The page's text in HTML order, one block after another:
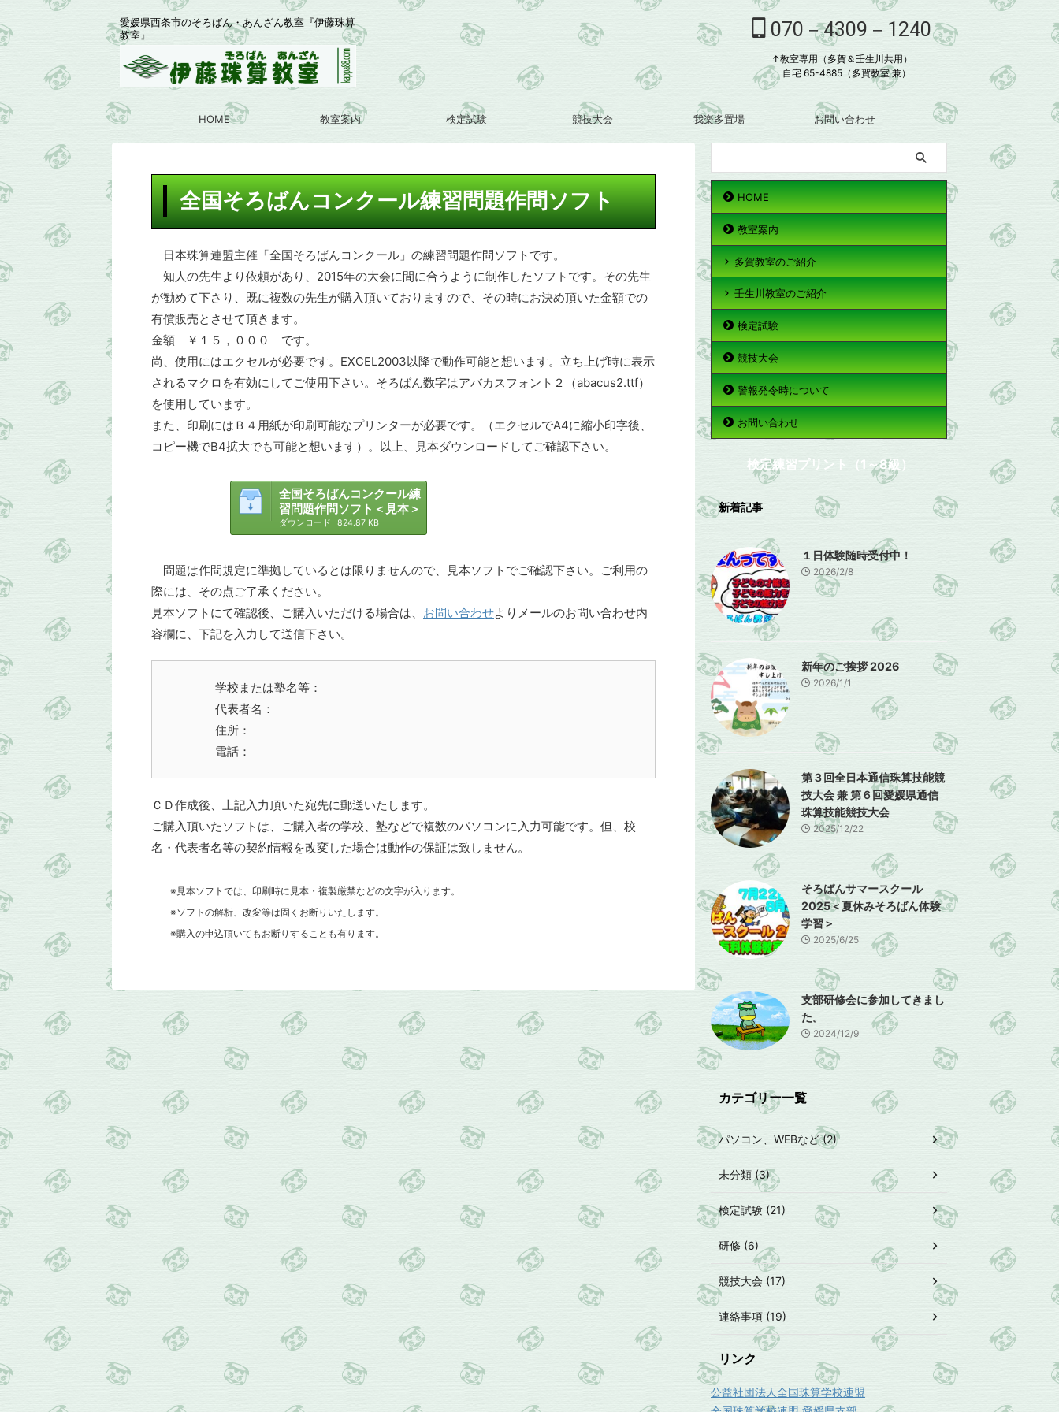
愛媛県西条市のそろばん・あんざん教室『伊藤珠算
教室』
070－4309－1240
↑教室専用（多賀＆壬生川共用）
自宅 65-4885（多賀教室 兼）
HOME 教室案内 検定試験 競技大会 我楽多置場 お問い合わせ
全国そろばんコンクール練習問題作問ソフト
日本珠算連盟主催「全国そろばんコンクール」の練習問題作問ソフトです。
知人の先生より依頼があり、2015年の大会に間に合うように制作したソフトです。その先生
が勧めて下さり、既に複数の先生が購入頂いておりますので、その時にお決め頂いた金額での
有償販売とさせて頂きます。
金額 ￥１５，０００ です。
尚、使用にはエクセルが必要です。EXCEL2003以降で動作可能と想います。立ち上げ時に表示
されるマクロを有効にしてご使用下さい。そろばん数字はアバカスフォント２（abacus2.ttf）
を使用しています。
また、印刷にはＢ４用紙が印刷可能なプリンターが必要です。（エクセルでA4に縮小印字後、
コピー機でB4拡大でも可能と想います）。以上、見本ダウンロードしてご確認下さい。
全国そろばんコンクール練
習問題作問ソフト＜見本＞
ダウンロード 824.87 KB
問題は作問規定に準拠しているとは限りませんので、見本ソフトでご確認下さい。ご利用の
際には、その点ご了承ください。
見本ソフトにて確認後、ご購入いただける場合は、 お問い合わせよりメールのお問い合わせ内
容欄に、下記を入力して送信下さい。
学校または塾名等：
代表者名：
住所：
電話：
ＣＤ作成後、上記入力頂いた宛先に郵送いたします。
ご購入頂いたソフトは、ご購入者の学校、塾などで複数のパソコンに入力可能です。但、校
名・代表者名等の契約情報を改変した場合は動作の保証は致しません。
※見本ソフトでは、印刷時に見本・複製厳禁などの文字が入ります。
※ソフトの解析、改変等は固くお断りいたします。
※購入の申込頂いてもお断りすることも有ります。
HOME
教室案内
多賀教室のご紹介
壬生川教室のご紹介
検定試験
競技大会
警報発令時について
お問い合わせ
検定練習プリント（1～8級）
新着記事
１日体験随時受付中！
2026/2/8
新年のご挨拶 2026
2026/1/1
第３回全日本通信珠算技能競
技大会 兼 第６回愛媛県通信
珠算技能競技大会
2025/12/22
そろばんサマースクール
2025＜夏休みそろばん体験
学習＞
2025/6/25
支部研修会に参加してきまし
た。
2024/12/9
カテゴリー一覧
パソコン、WEBなど (2)
未分類 (3)
検定試験 (21)
研修 (6)
競技大会 (17)
連絡事項 (19)
リンク
公益社団法人全国珠算学校連盟